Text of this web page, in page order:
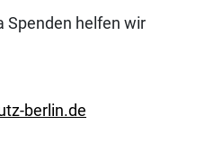
Spenden helfen wir
berlin.de